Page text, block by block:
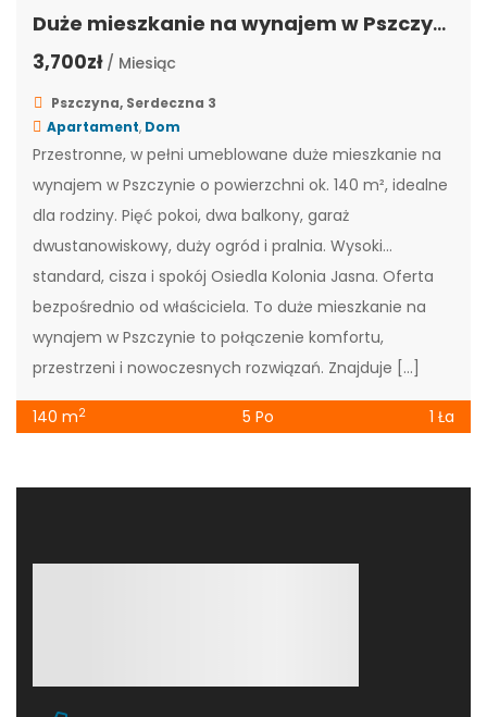
Duże mieszkanie na wynajem w Pszczynie, połowa domu, SER-1
3,700zł / Miesiąc
Pszczyna, Serdeczna 3
Apartament, Dom
Przestronne, w pełni umeblowane duże mieszkanie na
wynajem w Pszczynie o powierzchni ok. 140 m², idealne
dla rodziny. Pięć pokoi, dwa balkony, garaż
dwustanowiskowy, duży ogród i pralnia. Wysoki
standard, cisza i spokój Osiedla Kolonia Jasna. Oferta
bezpośrednio od właściciela. To duże mieszkanie na
wynajem w Pszczynie to połączenie komfortu,
przestrzeni i nowoczesnych rozwiązań. Znajduje […]
140 m2 5 Po 1 Ła